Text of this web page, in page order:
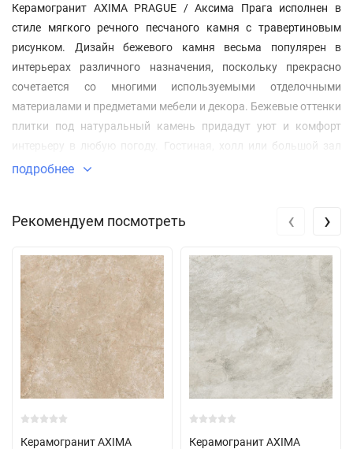
Керамогранит AXIMA PRAGUE / Аксима Прага исполнен в
стиле мягкого речного песчаного камня с травертиновым
рисунком. Дизайн бежевого камня весьма популярен в
интерьерах различного назначения, поскольку прекрасно
сочетается со многими используемыми отделочными
материалами и предметами мебели и декора. Бежевые оттенки
плитки под натуральный камень придадут уют и комфорт
интерьеру в любую погоду. Гостиная, холл или большой зал
ресторана, кафе, современный магазин или холл офисного
камня.
подробнее
Рекомендуем посмотреть
Керамогранит AXIMA
Керамогранит AXIMA
‹ ›